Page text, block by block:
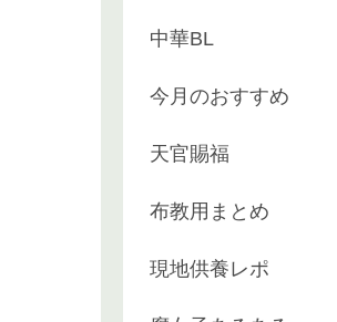
中華BL
今月のおすすめ
天官賜福
布教用まとめ
現地供養レポ